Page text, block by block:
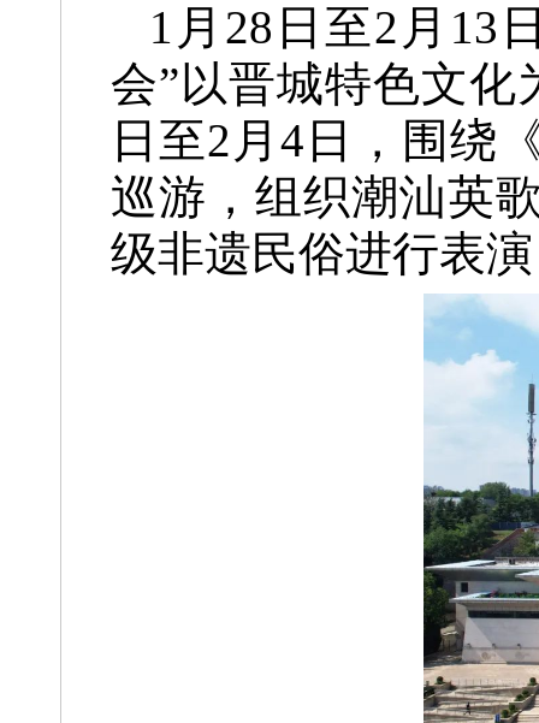
1月28日至2月13
会”以晋城特色文化
日至2月4日， 围绕
巡游，组织潮汕英
级非遗民俗进行表